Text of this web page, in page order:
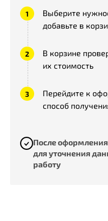
Выберите
добавьте в
В корзине
их стоимость
Перейдите к
способ
После
для уточнения
работу